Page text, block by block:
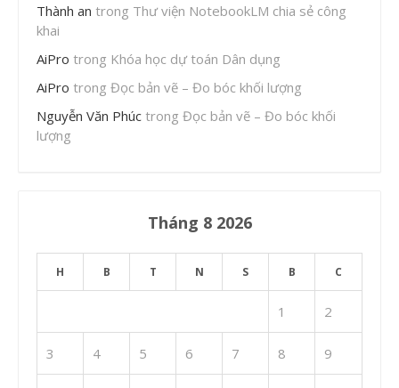
Thành an trong Thư viện NotebookLM chia sẻ công
khai
AiPro trong Khóa học dự toán Dân dụng
AiPro trong Đọc bản vẽ – Đo bóc khối lượng
Nguyễn Văn Phúc trong Đọc bản vẽ – Đo bóc khối
lượng
Tháng 8 2026
H B T N S B C
1 2
3 4 5 6 7 8 9